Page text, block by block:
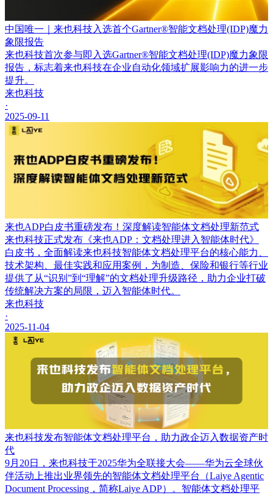
中国唯一｜来也科技入选首个Gartner®智能文档处理(IDP)魔力
象限报告
来也科技首次参与即入选Gartner®智能文档处理(IDP)魔力象限
报告，标志着来也科技在企业自动化领域扩展影响力的进一步
提升。
来也科技
·
2025-09-11
来也ADP白皮书重磅发布！深度解读智能体文档处理新范式
来也科技正式发布《来也ADP：文档处理进入智能体时代》
白皮书，全面解读来也科技智能体文档处理平台的核心能力、
技术架构、最佳实践和应用案例，为制造、保险和银行等行业
提供了从“识别”到“理解”的文档处理升级路径，助力企业打破
传统解决方案的局限，迈入智能体时代。
来也科技
·
2025-11-04
来也科技发布智能体文档处理平台，助力政企迈入数据资产时
代
9月20日，来也科技于2025华为全联接大会——华为云全球伙
伴活动上推出业界领先的智能体文档处理平台（Laiye Agentic
Document Processing，简称Laiye ADP）。智能体文档处理平